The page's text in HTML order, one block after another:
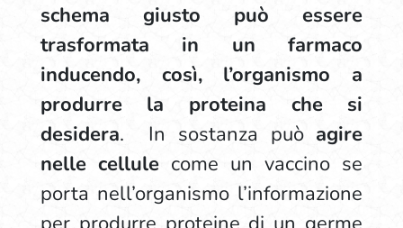
schema giusto può essere
trasformata in un farmaco
inducendo, così, l’organismo a
produrre la proteina che si
desidera. In sostanza può agire
nelle cellulecome un vaccino se
porta nell’organismo l’informazione